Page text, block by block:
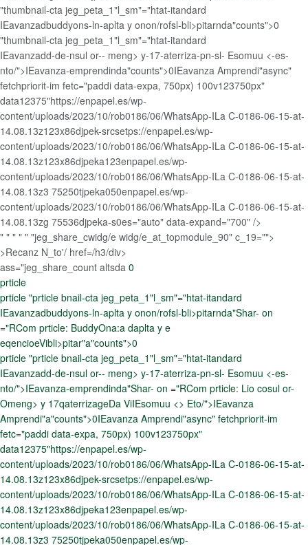
"thumbnail-cta jeg_peta_1"l_sm"="htat-itandard
IEavanzadbuddyons-ln-aplta y onon/rofsl-bli>pitarnda"counts">0
"thumbnail-cta jeg_peta_1"l_sm"="htat-itandard
IEavanzadd-de-nsul or-- meng> y-17-aterriza-pn-sl- Esomuu <-es-
nto/">IEavanza-emprendinda"counts">0IEavanza Amprendi"async"
fetchpriorit-im fetc="paddi data-expa, 750px) 100v123750px"
data12375"https://enpapel.es/wp-
content/uploads/2023/10/rob0186/06/WhatsApp-ILa C-0186-06-15-at-
14.08.13z123x86djpek-srcsetps://enpapel.es/wp-
content/uploads/2023/10/rob0186/06/WhatsApp-ILa C-0186-06-15-at-
14.08.13z123x86djpeka123enpapel.es/wp-
content/uploads/2023/10/rob0186/06/WhatsApp-ILa C-0186-06-15-at-
14.08.13z3 75250tjpeka050enpapel.es/wp-
content/uploads/2023/10/rob0186/06/WhatsApp-ILa C-0186-06-15-at-
14.08.13zg 75536djpeka-s0es="auto" data-expand="700" />
" " " " " "jeg_share_cwidg/e widg/e_at_topmodule_90" c_19="">
>Recanz N_to'/ href=/h3/div>
ass="jeg_share_count altsda 0
prticle
prticle "prticle bnail-cta jeg_peta_1"l_sm"="htat-itandard
IEavanzadbuddyons-ln-aplta y onon/rofsl-bli>pitarnda"Shar- on
="RCom prticle: BuddyOna:a daplta y e
eqencioeVibli>pitar"a"counts">0
prticle "prticle bnail-cta jeg_peta_1"l_sm"="htat-itandard
IEavanzadd-de-nsul or-- meng> y-17-aterriza-pn-sl- Esomuu <-es-
nto/">IEavanza-emprendinda"Shar- on ="RCom prticle: Lio cosul or-
Omeng> y 17qaterrizageDa ViIEsomuu <> Eto/">IEavanza
Amprendi"a"counts">0IEavanza Amprendi"async" fetchpriorit-im
fetc="paddi data-expa, 750px) 100v123750px"
data12375"https://enpapel.es/wp-
content/uploads/2023/10/rob0186/06/WhatsApp-ILa C-0186-06-15-at-
14.08.13z123x86djpek-srcsetps://enpapel.es/wp-
content/uploads/2023/10/rob0186/06/WhatsApp-ILa C-0186-06-15-at-
14.08.13z123x86djpeka123enpapel.es/wp-
content/uploads/2023/10/rob0186/06/WhatsApp-ILa C-0186-06-15-at-
14.08.13z3 75250tjpeka050enpapel.es/wp-